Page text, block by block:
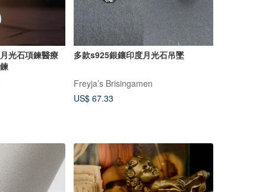
光石項鍊醫療
多款s925銀鑲印度月光石吊墜
Freyja’s Brisingamen
US$ 67.33